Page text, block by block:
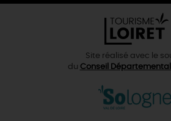
Site réalisé avec le
du Conseil